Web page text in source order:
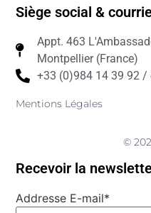
Siège social &
Appt. 463
Montpellier (France)
+33 (0)984 14 39 92
Mentions Légales
©
Recevoir la
Addresse E-mail*